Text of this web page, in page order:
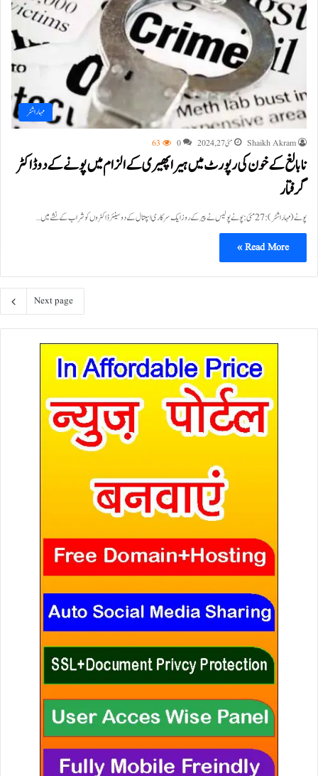
مہاراشٹر
Shaikh Akram مئی 27, 2024 0
63
نابالغ کے خون کی رپورٹ میں ہیرا پھیری کے الزام میں پونے کے دو ڈاکٹر
گرفتار
پونے (مہاراشٹر):27 مئی: پونے پولیس نے پیر کے روز ایک سرکاری اسپتال کے دو سینئر ڈاکٹروں کو شراب کے نشے میں…
Read More »
Next page